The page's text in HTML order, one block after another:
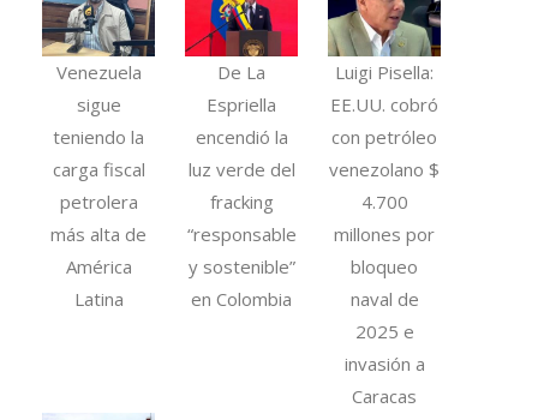
Venezuela
sigue
teniendo la
carga fiscal
petrolera
más alta de
América
Latina
De La
Espriella
encendió la
luz verde del
fracking
“responsable
y sostenible”
en Colombia
Luigi Pisella:
EE.UU. cobró
con petróleo
venezolano $
4.700
millones por
bloqueo
naval de
2025 e
invasión a
Caracas